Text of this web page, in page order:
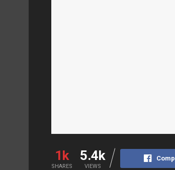
1k
SHARES
5.4k
VIEWS